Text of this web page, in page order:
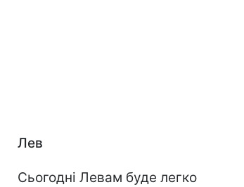
Лев
Сьогодні Левам буде легко